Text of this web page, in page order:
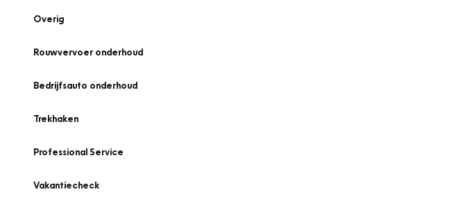
Overig
Rouwvervoer onderhoud
Bedrijfsauto onderhoud
Trekhaken
Professional Service
Vakantiecheck